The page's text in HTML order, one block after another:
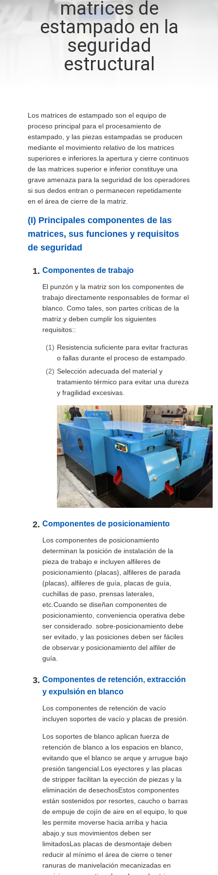
LA
FÁBRICA
ÉNTRENOS
CONTACTO
CON
NOTICIAS
PIDA
UNA
POLÍTICA
PRIVACIDAD
matrices de
estampado en la
seguridad
estructural
Los matrices de estampado son el equipo de
proceso principal para el procesamiento de
estampado, y las piezas estampadas se producen
mediante el movimiento relativo de los matrices
superiores e inferiores.la apertura y cierre continuos
de las matrices superior e inferior constituye una
grave amenaza para la seguridad de los operadores
si sus dedos entran o permanecen repetidamente
en el área de cierre de la matriz.
(I) Principales componentes de las
matrices, sus funciones y requisitos
de seguridad
Componentes de trabajo
El punzón y la matriz son los componentes de
trabajo directamente responsables de formar el
blanco. Como tales, son partes críticas de la
matriz.y deben cumplir los siguientes
requisitos::
Resistencia suficiente para evitar fracturas
o fallas durante el proceso de estampado.
Selección adecuada del material y
tratamiento térmico para evitar una dureza
y fragilidad excesivas.
Componentes de posicionamiento
Los componentes de posicionamiento
determinan la posición de instalación de la
pieza de trabajo e incluyen alfileres de
posicionamiento (placas), alfileres de parada
(placas), alfileres de guía, placas de guía,
cuchillas de paso, prensas laterales,
etc.Cuando se diseñan componentes de
posicionamiento, conveniencia operativa debe
ser considerado. sobre-posicionamiento debe
ser evitado, y las posiciones deben ser fáciles
de observar.y posicionamiento del alfiler de
guía.
Componentes de retención, extracción
y expulsión en blanco
Los componentes de retención de vacío
incluyen soportes de vacío y placas de presión.
Los soportes de blanco aplican fuerza de
retención de blanco a los espacios en blanco,
evitando que el blanco se arque y arrugue bajo
presión tangencial.Los eyectores y las placas
de stripper facilitan la eyección de piezas y la
eliminación de desechosEstos componentes
están sostenidos por resortes, caucho o barras
de empuje de cojín de aire en el equipo, lo que
les permite moverse hacia arriba y hacia
abajo.y sus movimientos deben ser
limitadosLas placas de desmontaje deben
reducir al mínimo el área de cierre o tener
ranuras de manivelación mecanizadas en